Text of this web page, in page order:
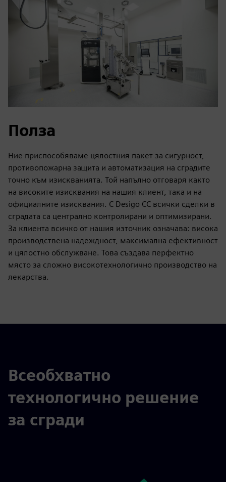
Полза
Ние приспособяваме цялостния пакет за сигурност,
противопожарна защита и автоматизация на сградите
точно към изискванията. Той напълно отговаря както
на високите изисквания на нашия клиент, така и на
официалните изисквания. С Desigo CC всички сделки в
сградата са централно контролирани и оптимизирани.
За клиента всичко от нашия източник означава: висока
производствена надеждност, максимална ефективност
и цялостно обслужване. Това създава перфектно
място за сложно високотехнологично производство на
лекарства.
Всеобхватно
технологично решение
за сгради